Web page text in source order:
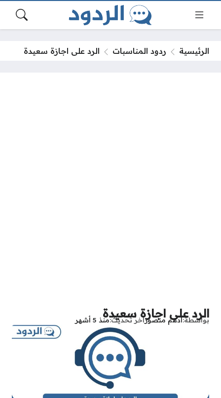
الرئيسية ردود المناسبات الرد على اجازة سعيدة
الرد على اجازة سعيدة
بواسطةأدهم منصورآخر تحديثمنذ 5 أشهر